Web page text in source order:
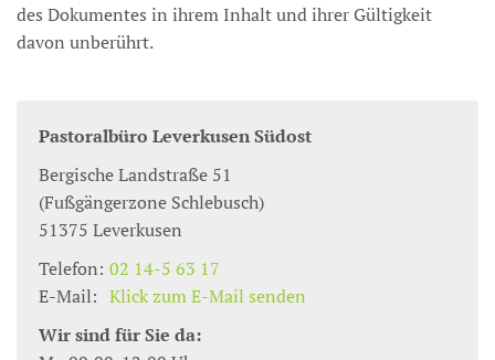
des Dokumentes in ihrem Inhalt und ihrer Gültigkeit
davon unberührt.
Pastoralbüro Leverkusen Südost
Bergische Landstraße 51
(Fußgängerzone Schlebusch)
51375 Leverkusen
Telefon: 02 14-5 63 17
E-Mail: Klick zum E-Mail senden
Wir sind für Sie da: